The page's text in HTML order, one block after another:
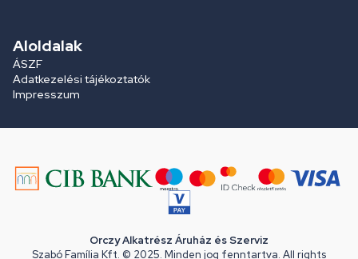
Aloldalak
ÁSZF
Adatkezelési tájékoztatók
Impresszum
Orczy Alkatrész Áruház és Szerviz
Szabó Família Kft. © 2025. Minden jog fenntartva. All rights